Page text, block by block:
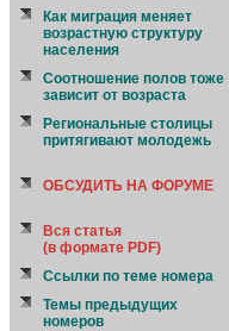
Как миграция меняет
возрастную структуру
населения
Соотношение полов тоже
зависит от возраста
Региональные столицы
притягивают молодежь
ОБСУДИТЬ НА ФОРУМЕ
Вся статья
(в формате PDF)
Ссылки по теме номера
Темы предыдущих
номеров